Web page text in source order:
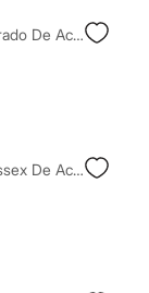
Óculos De Sol Unissex Quadrado De Acetato Triton Preto
Óculos De Sol Quadrado Unissex De Acetato Azul